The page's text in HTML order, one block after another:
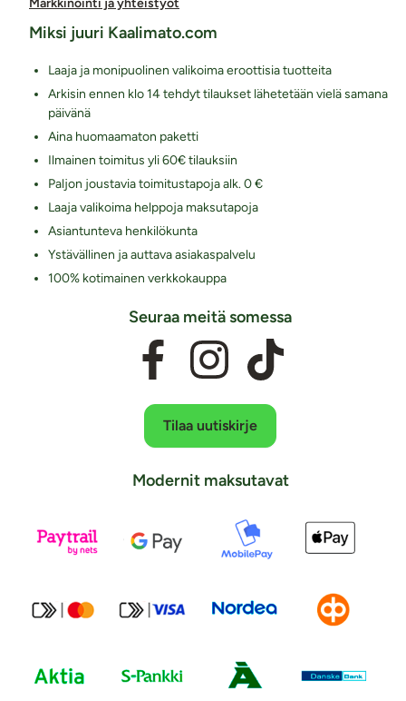
Markkinointi ja yhteistyöt
Miksi juuri Kaalimato.com
Laaja ja monipuolinen valikoima eroottisia tuotteita
Arkisin ennen klo 14 tehdyt tilaukset lähetetään vielä samana
päivänä
Aina huomaamaton paketti
Ilmainen toimitus yli 60€ tilauksiin
Paljon joustavia toimitustapoja alk. 0 €
Laaja valikoima helppoja maksutapoja
Asiantunteva henkilökunta
Ystävällinen ja auttava asiakaspalvelu
100% kotimainen verkkokauppa
Seuraa meitä somessa
Tilaa uutiskirje
Modernit maksutavat